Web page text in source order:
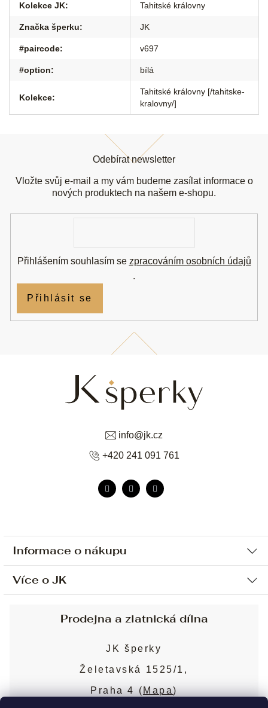
Kolekce JK: Tahitské královny
Značka šperku: JK
#paircode: v697
#option: bílá
Kolekce:
Tahitské královny [/tahitske-
kralovny/]
Informace o nákupu
Ochrana osobních údajů
Sjednání osobní schůzky
Obchodní podmínky
Puncovní značky
Více o JK
Blog
info@jk.cz
+420 241 091 761
Odebírat newsletter
Vložte svůj e-mail a my vám budeme zasílat informace o
nových produktech na našem e-shopu.
Přihlášením souhlasím se zpracováním osobních údajů
.
Přihlásit se
Prodejna a zlatnická dílna
JK šperky
Želetavská 1525/1,
Praha 4 ( Mapa)